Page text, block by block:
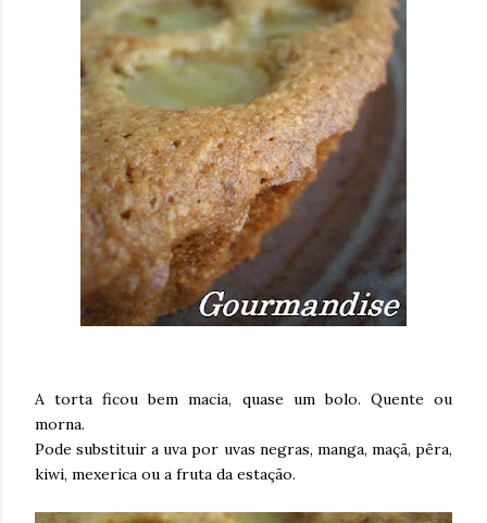
A torta ficou bem macia, quase um bolo. Quente ou
morna.
Pode substituir a uva por uvas negras, manga, maçã, pêra,
kiwi, mexerica ou a fruta da estação.